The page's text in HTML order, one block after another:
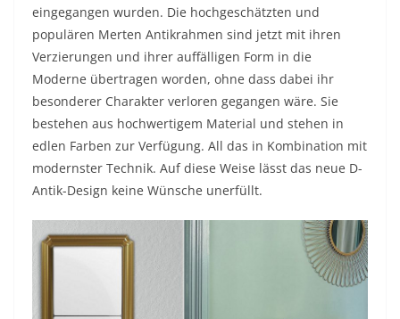
eingegangen wurden. Die hochgeschätzten und
populären Merten Antikrahmen sind jetzt mit ihren
Verzierungen und ihrer auffälligen Form in die
Moderne übertragen worden, ohne dass dabei ihr
besonderer Charakter verloren gegangen wäre. Sie
bestehen aus hochwertigem Material und stehen in
edlen Farben zur Verfügung. All das in Kombination mit
modernster Technik. Auf diese Weise lässt das neue D-
Antik-Design keine Wünsche unerfüllt.